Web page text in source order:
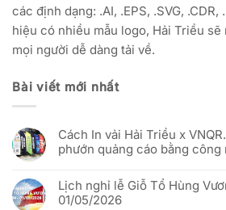
các định dạng: .AI, .EPS, .SVG,
hiệu có nhiều mẫu logo, Hải Triều sẽ
mọi người dễ dàng tải về.
Bài viết mới nhất
Cách In vải Hải Triều x
phướn quảng cáo bằng công
bình
luận
ở
Lịch nghỉ lễ Giỗ Tổ Hùng
01/05/2026